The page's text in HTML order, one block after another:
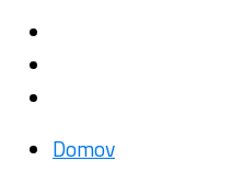
Domov